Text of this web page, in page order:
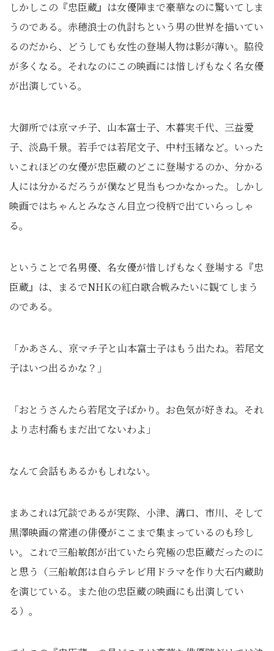
しかしこの『忠臣蔵』は女優陣まで豪華なのに驚いてしま
うのである。赤穂浪士の仇討ちという男の世界を描いてい
るのだから、どうしても女性の登場人物は影が薄い。脇役
が多くなる。それなのにこの映画には惜しげもなく名女優
が出演している。
大御所では京マチ子、山本富士子、木暮実千代、三益愛
子、淡島千景。若手では若尾文子、中村玉緒など。いった
いこれほどの女優が忠臣蔵のどこに登場するのか、分かる
人には分かるだろうが僕など見当もつかなかった。しかし
映画ではちゃんとみなさん目立つ役柄で出ていらっしゃ
る。
ということで名男優、名女優が惜しげもなく登場する『忠
臣蔵』は、まるでNHKの紅白歌合戦みたいに観てしまう
のである。
「かあさん、京マチ子と山本富士子はもう出たね。若尾文
子はいつ出るかな？」
「おとうさんたら若尾文子ばかり。お色気が好きね。それ
より志村喬もまだ出てないわよ」
なんて会話もあるかもしれない。
まあこれは冗談であるが実際、小津、溝口、市川、そして
黒澤映画の常連の俳優がここまで集まっているのも珍し
い。これで三船敏郎が出ていたら究極の忠臣蔵だったのに
と思う（三船敏郎は自らテレビ用ドラマを作り大石内蔵助
を演じている。また他の忠臣蔵の映画にも出演してい
る）。